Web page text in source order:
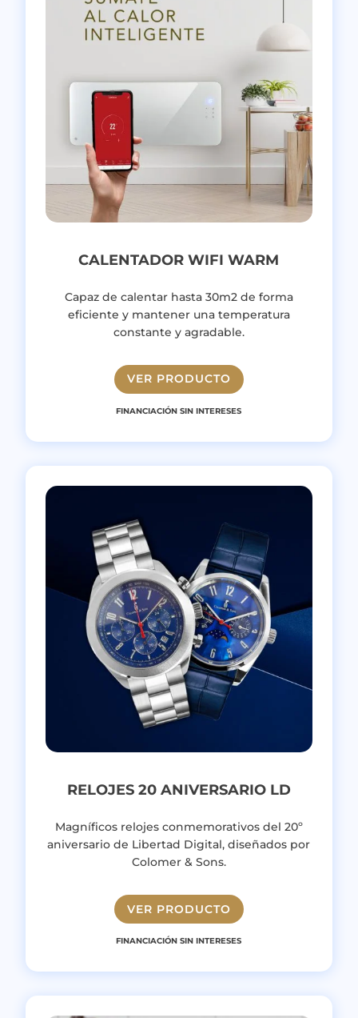
CALENTADOR WIFI WARM
Capaz de calentar hasta 30m2 de forma
eficiente y mantener una temperatura
constante y agradable.
VER PRODUCTO
FINANCIACIÓN SIN INTERESES
RELOJES 20 ANIVERSARIO LD
Magníficos relojes conmemorativos del 20º
aniversario de Libertad Digital, diseñados por
Colomer & Sons.
VER PRODUCTO
FINANCIACIÓN SIN INTERESES